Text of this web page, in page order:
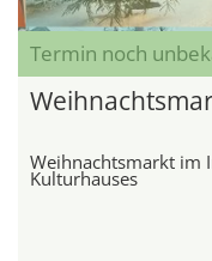
Termin noch
Weihnachtsmarkt im
Kulturhauses